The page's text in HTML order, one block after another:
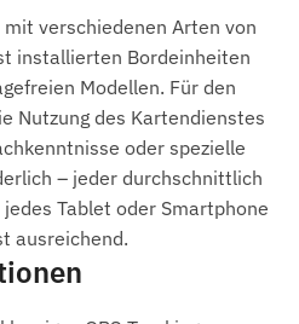
erforderlich. Diese
und
des Nutzers oder an
Gerät kommuniziert über
mittels der
SIM-Karte.
Afrika
verschiedenen Arten von
installierten Bordeinheiten
Modellen. Für den
Nutzung des Kartendienstes
oder spezielle
– jeder durchschnittlich
Tablet oder Smartphone
ausreichend.